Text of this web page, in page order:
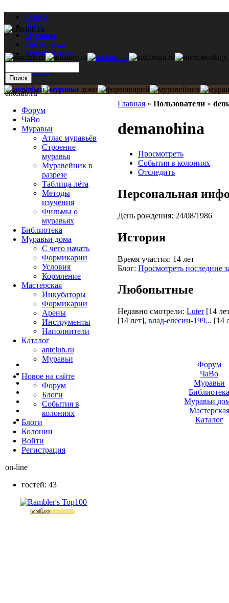
Форум
ЧаВо
Муравьи
Библиотека
Муравьи дома
Мастерская
Каталог
Главная » Пользователи »
demanohina
Просмотреть
События в колониях
Отследить
Персональная
День рождения: 24/08/1986
История
Время участия: 14 лет
Блог: Просмотреть последние
Любопытные
Недавно смотрели: Luter [14
[14 лет], влад-елесин-199... [14
antclub.ru
Форум
ЧаВо
Муравьи
Атлас муравьёв
Строение
муравья
Муравейник в
разрезе
Таблица лёта
Методы
изучения
Фильмы о
муравьях
Библиотека
Муравьи дома
С чего начать
Формикарии
Условия
Кормление
Мастерская
Инкубаторы
Формикарии
Арены
Инструменты
Наполнители
Каталог
antclub.ru
Муравьи
Новое на сайте
Форум
Блоги
События в
колониях
Блоги
Колонии
Войти
Peгиcтpaция
on-line
гостей: 43
Форум
ЧаВо
Муравьи
Муравьи
Мастерская
Каталог